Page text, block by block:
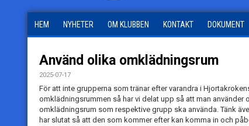
HEM NYHETER OM KLUBBEN KONTAKT DOKUMENT
Använd olika omklädningsrum
2025-07-17
För att inte grupperna som tränar efter varandra i
omklädningsrummen så har vi delat upp så att man använder
omklädningsrum som respektive grupp ska använda. Tänk
har slutat så att den som kommer efter kan komma in och